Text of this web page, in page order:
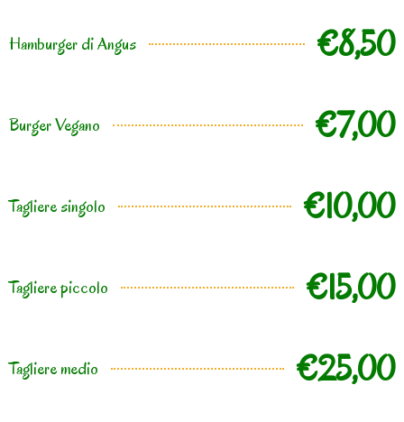
Hamburger di Angus €8,50
Burger Vegano €7,00
Tagliere singolo €10,00
Tagliere piccolo €15,00
Tagliere medio €25,00